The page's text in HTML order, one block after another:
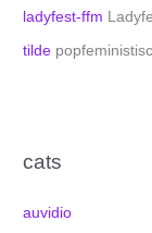
ladyfest-ffm
tilde
cats
auvidio